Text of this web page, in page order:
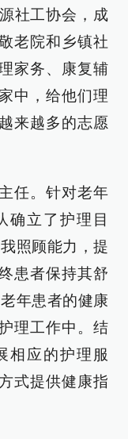
社工协会，成
老院和乡镇社
家务、康复辅
中，给他们理
来越多的志愿
任。针对老年
确立了护理目
照顾能力，提
患者保持其舒
年患者的健康
理工作中。结
相应的护理服
式提供健康指